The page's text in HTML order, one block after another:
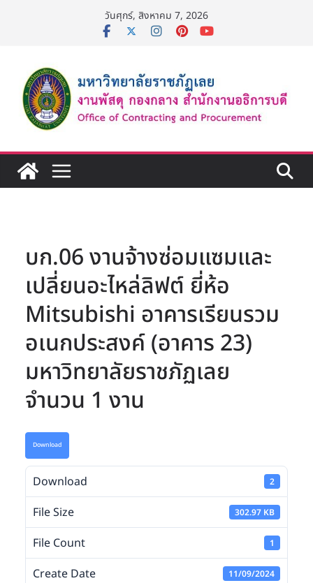
วันศุกร์, สิงหาคม 7, 2026
บก.06 งานจ้างซ่อมแซมและ
เปลี่ยนอะไหล่ลิฟต์ ยี่ห้อ
Mitsubishi อาคารเรียนรวม
อเนกประสงค์ (อาคาร 23)
มหาวิทยาลัยราชภัฏเลย
จำนวน 1 งาน
Download
Download 2
File Size 302.97 KB
File Count 1
Create Date 11/09/2024